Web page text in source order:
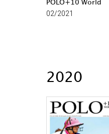
POLO+10 World
02/2021
2020